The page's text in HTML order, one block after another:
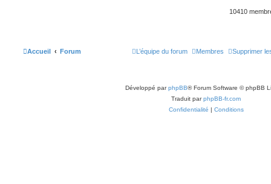
10410
Accueil Forum Supprimer
Membres
L’équipe du forum
Développé parphpBB® Forum Software © phpBB
Traduit parphpBB-fr.com
Confidentialité | Conditions